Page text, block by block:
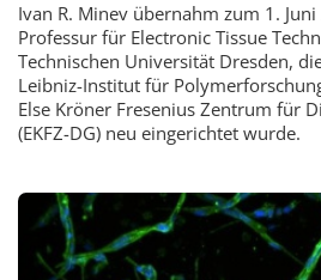
Ivan R. Minev übernahm zum 1.
Professur für Electronic Tissue
Technischen Universität Dresden,
Leibniz-Institut für
Else Kröner Fresenius Zentrum für
(EKFZ-DG) neu eingerichtet wurde.